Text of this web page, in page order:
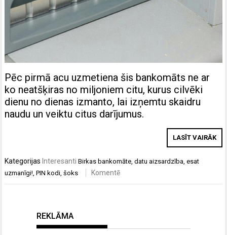
Pēc pirmā acu uzmetiena šis bankomāts ne ar
ko neatšķiras no miljoniem citu, kurus cilvēki
dienu no dienas izmanto, lai izņemtu skaidru
naudu un veiktu citus darījumus.
LASĪT VAIRĀK
Kategorijas Interesanti Birkasbankomāte ,datu aizsardzība ,esat
uzmanīgi! ,PIN kodi ,šoks Komentē
REKLĀMA